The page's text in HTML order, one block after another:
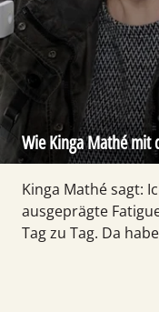
Wie Kinga Mathé mit
Kinga Mathé sagt:
ausgeprägte
Tag zu Tag. Da